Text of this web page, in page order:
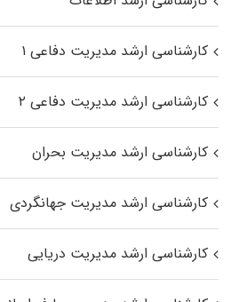
کارشناسی ارشد مدیریت دفاعی ۱
کارشناسی ارشد مدیریت دفاعی ۲
کارشناسی ارشد مدیریت بحران
کارشناسی ارشد مدیریت جهانگردی
کارشناسی ارشد مدیریت دریایی